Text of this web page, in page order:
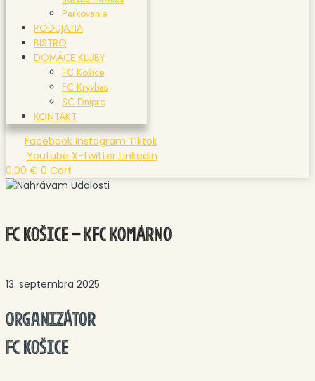
Parkovanie
PODUJATIA
BISTRO
DOMÁCE KLUBY
FC Košice
FC Kryvbas
SC Dnipro
KONTAKT
Facebook Instagram Tiktok
Youtube X-twitter Linkedin
0,00 € 0 Cart
FC KOŠICE – KFC KOMÁRNO
13. septembra 2025
ORGANIZÁTOR
FC KOŠICE